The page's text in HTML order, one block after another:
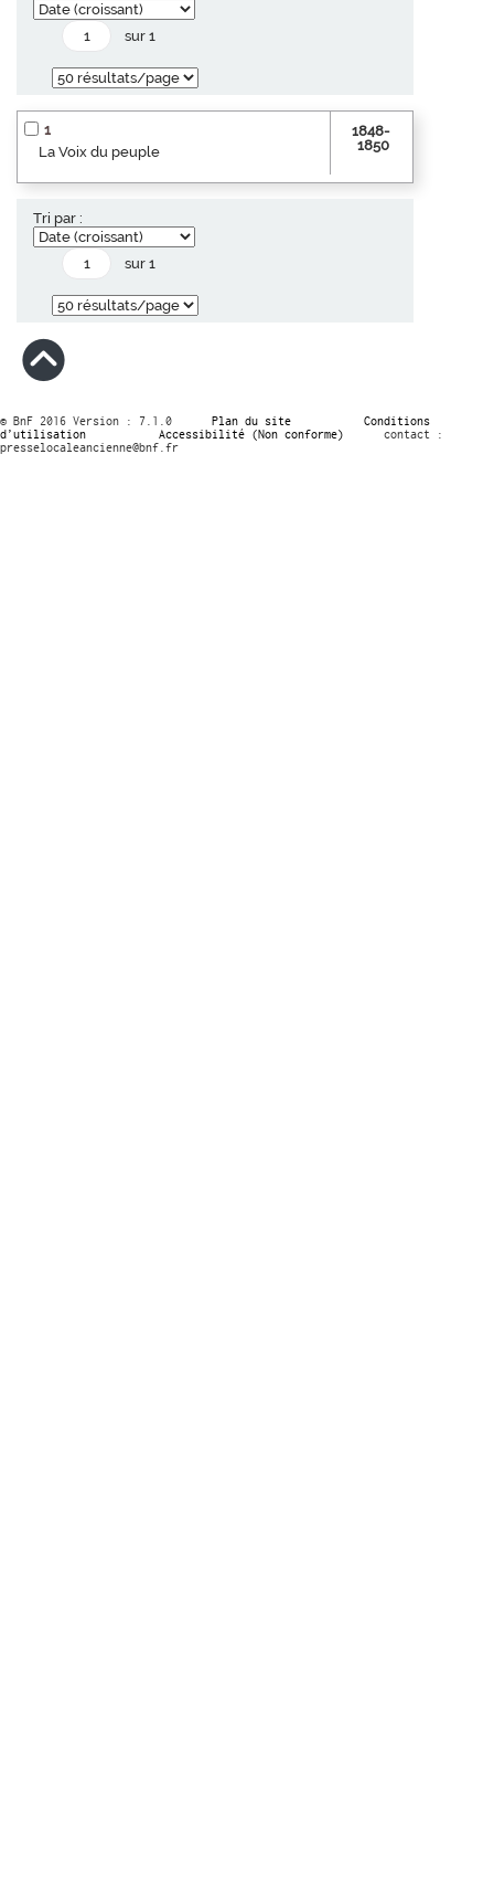
sur 1
1
La Voix du peuple
1848-
1850
Tri par :
sur 1
© BnF 2016 Version : 7.1.0 Plan du site
Conditions
d’utilisation
Accessibilité (Non conforme)
contact :
presselocaleancienne@bnf.fr